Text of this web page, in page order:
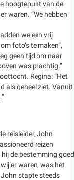
hoogtepunt van de
waren. “We hebben
we een vrij
foto’s te maken”,
geen tijd om naar
was prachtig.”
Regina: “Het
als geheel ziet. Vanuit
reisleider, John
reizen
de bestemming goed
er waren, was het
John stapte steeds